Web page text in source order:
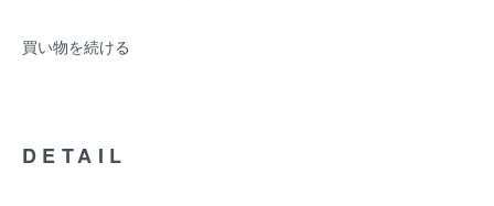
買い物を続ける
DETAIL